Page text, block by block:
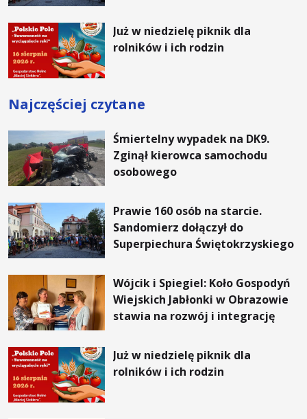
Już w niedzielę piknik dla
rolników i ich rodzin
Najczęściej czytane
Śmiertelny wypadek na DK9.
Zginął kierowca samochodu
osobowego
Prawie 160 osób na starcie.
Sandomierz dołączył do
Superpiechura Świętokrzyskiego
Wójcik i Spiegiel: Koło Gospodyń
Wiejskich Jabłonki w Obrazowie
stawia na rozwój i integrację
Już w niedzielę piknik dla
rolników i ich rodzin